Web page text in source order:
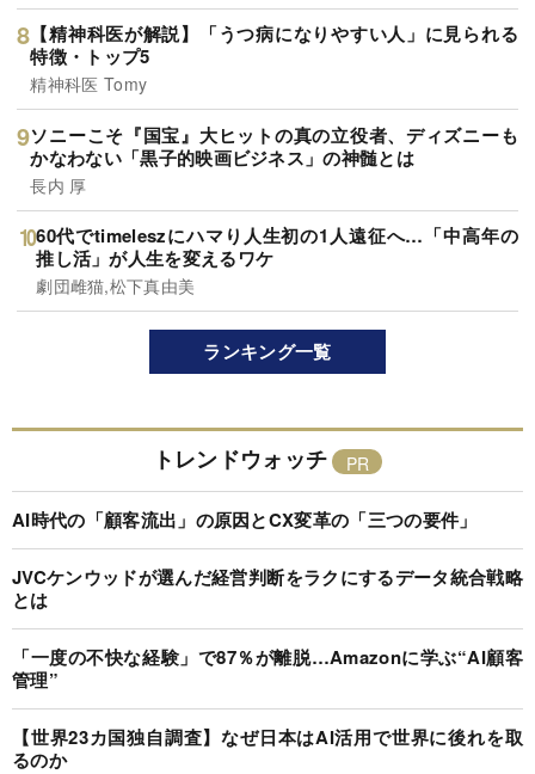
【精神科医が解説】「うつ病になりやすい人」に見られる
特徴・トップ5
精神科医 Tomy
ソニーこそ『国宝』大ヒットの真の立役者、ディズニーも
かなわない「黒子的映画ビジネス」の神髄とは
長内 厚
60代でtimeleszにハマり人生初の1人遠征へ…「中高年の
推し活」が人生を変えるワケ
劇団雌猫,松下真由美
ランキング一覧
トレンドウォッチ
AI時代の「顧客流出」の原因とCX変革の「三つの要件」
JVCケンウッドが選んだ経営判断をラクにするデータ統合戦略
とは
「一度の不快な経験」で87％が離脱…Amazonに学ぶ“AI顧客
管理”
【世界23カ国独自調査】なぜ日本はAI活用で世界に後れを取
るのか